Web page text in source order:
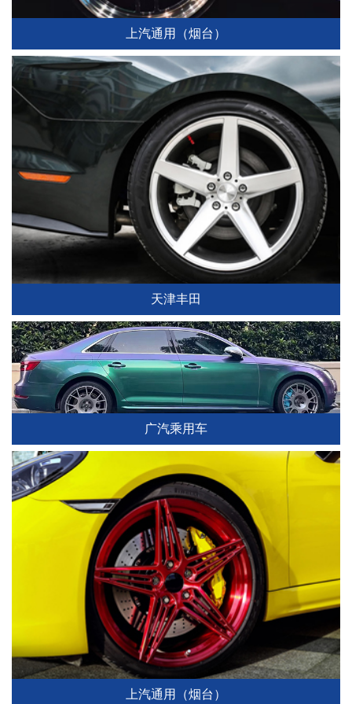
上汽通用（烟台）
天津丰田
广汽乘用车
上汽通用（烟台）